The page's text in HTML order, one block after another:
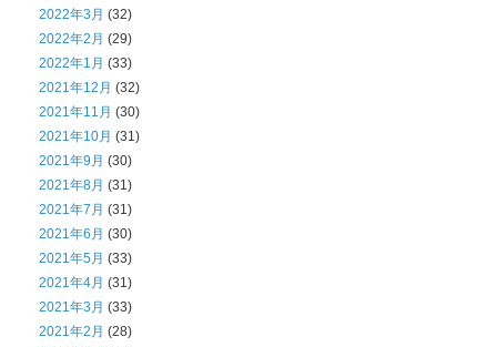
2022年3月 (32)
2022年2月 (29)
2022年1月 (33)
2021年12月 (32)
2021年11月 (30)
2021年10月 (31)
2021年9月 (30)
2021年8月 (31)
2021年7月 (31)
2021年6月 (30)
2021年5月 (33)
2021年4月 (31)
2021年3月 (33)
2021年2月 (28)